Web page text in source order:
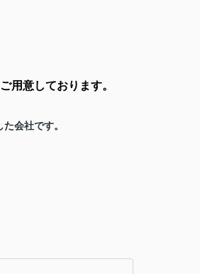
用意しております。
会社です。